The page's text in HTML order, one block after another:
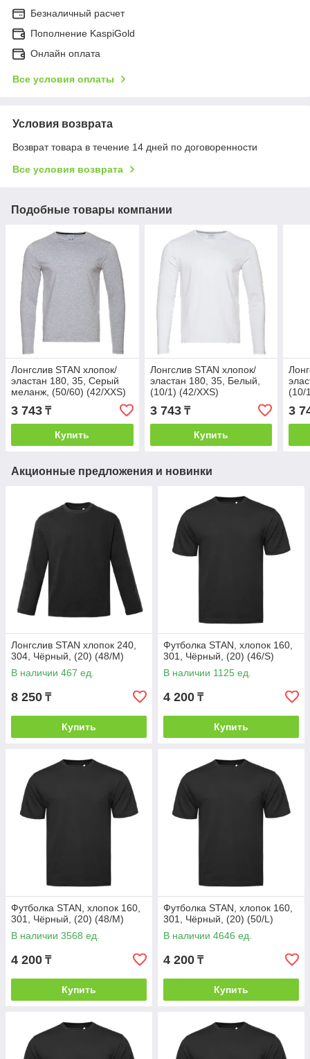
Безналичный расчет
Пополнение KaspiGold
Онлайн оплата
Все условия оплаты
Условия возврата
Возврат товара в течение 14 дней по договоренности
Все условия возврата
Подобные товары компании
Лонгслив STAN хлопок/
эластан 180, 35, Серый
меланж, (50/60) (42/XXS)
3 743 ₸
Купить
Лонгслив STAN хлопок/
эластан 180, 35, Белый,
(10/1) (42/XXS)
3 743₸
Купить
(10/
3
Акционные предложения и новинки
Лонгслив STAN хлопок 240,
304, Чёрный, (20) (48/M)
В наличии 467 ед.
8 250 ₸
Купить
Футболка STAN, хлопок 160,
301, Чёрный, (20) (46/S)
В наличии 1125 ед.
4 200 ₸
Купить
Футболка STAN, хлопок 160,
301, Чёрный, (20) (48/M)
В наличии 3568 ед.
4 200 ₸
Купить
Футболка STAN, хлопок 160,
301, Чёрный, (20) (50/L)
В наличии 4646 ед.
4 200 ₸
Купить